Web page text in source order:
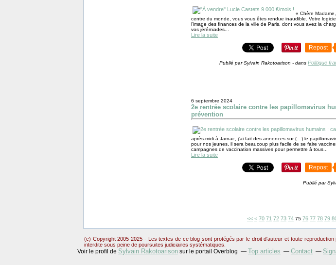
« Chère
centre du monde, vous vous êtes rendue inaudible. Votre
l'image des finances de la ville de Paris, dont vous avez la
vos jérémiades...
Lire la suite
Repost
Publié par Sylvain Rakotoarison - dans Politique
6 septembre 2024
2e rentrée scolaire contre les papillomavirus
prévention
après-midi à Jarnac, j'ai fait des annonces sur (…) le
pour nos jeunes, il sera beaucoup plus facile de se faire
campagnes de vaccination massives pour permettre à tous...
Lire la suite
Repost
Publié par
<< < 10
20
30
40
50
60
70 71 72 73 74 75 76 77 78 79
(c) Copyright 2005-2025 - Les textes de ce blog sont protégés par le droit d'auteur et toute
interdite sous peine de poursuites judiciaires systématiques.
Voir le profil de Sylvain Rakotoarison sur le portail Overblog Top articles Contact